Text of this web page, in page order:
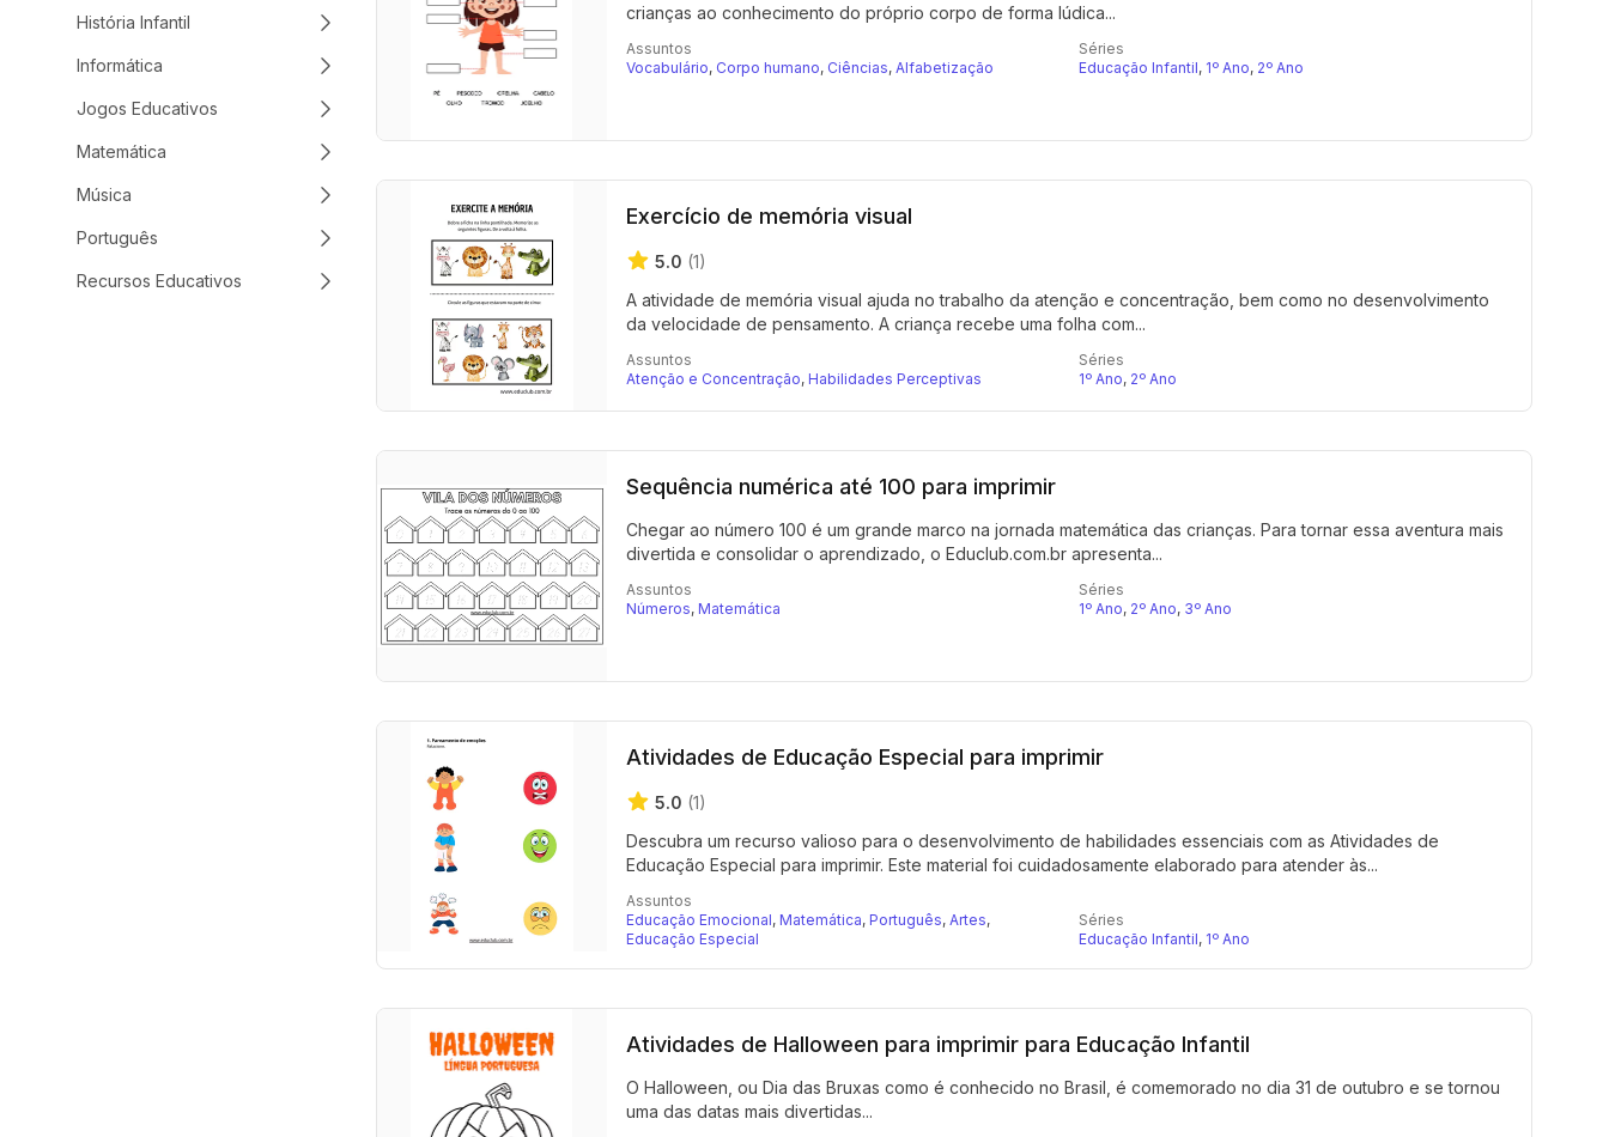
História Infantil
Informática
Jogos Educativos
Matemática
Música
Português
Recursos Educativos
crianças ao conhecimento do próprio corpo de forma lúdica...
Assuntos
Vocabulário, Corpo humano, Ciências, Alfabetização
Séries
Educação Infantil, 1º Ano, 2º Ano
Exercício de memória visual
5.0 (1)
A atividade de memória visual ajuda no trabalho da atenção e concentração, bem como no desenvolvimento
da velocidade de pensamento. A criança recebe uma folha com...
Assuntos
Atenção e Concentração, Habilidades Perceptivas
Séries
1º Ano, 2º Ano
Sequência numérica até 100 para imprimir
Chegar ao número 100 é um grande marco na jornada matemática das crianças. Para tornar essa aventura mais
divertida e consolidar o aprendizado, o Educlub.com.br apresenta...
Assuntos
Números, Matemática
Séries
1º Ano, 2º Ano, 3º Ano
Atividades de Educação Especial para imprimir
5.0 (1)
Descubra um recurso valioso para o desenvolvimento de habilidades essenciais com as Atividades de
Educação Especial para imprimir. Este material foi cuidadosamente elaborado para atender às...
Assuntos
Educação Emocional, Matemática, Português, Artes,
Educação Especial
Séries
Educação Infantil, 1º Ano
Atividades de Halloween para imprimir para Educação Infantil
O Halloween, ou Dia das Bruxas como é conhecido no Brasil, é comemorado no dia 31 de outubro e se tornou
uma das datas mais divertidas...